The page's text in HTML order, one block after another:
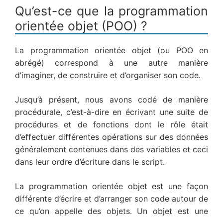
Qu’est-ce que la programmation
orientée objet (POO) ?
La programmation orientée objet (ou POO en
abrégé) correspond à une autre manière
d’imaginer, de construire et d’organiser son code.
Jusqu’à présent, nous avons codé de manière
procédurale, c’est-à-dire en écrivant une suite de
procédures et de fonctions dont le rôle était
d’effectuer différentes opérations sur des données
généralement contenues dans des variables et ceci
dans leur ordre d’écriture dans le script.
La programmation orientée objet est une façon
différente d’écrire et d’arranger son code autour de
ce qu’on appelle des objets. Un objet est une